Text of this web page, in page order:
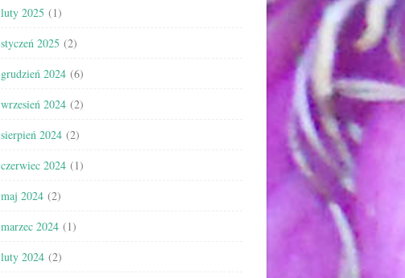
luty 2025 (1)
styczeń 2025 (2)
grudzień 2024 (6)
wrzesień 2024 (2)
sierpień 2024 (2)
czerwiec 2024 (1)
maj 2024 (2)
marzec 2024 (1)
luty 2024 (2)